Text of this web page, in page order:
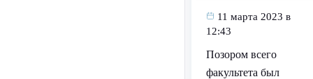
11 марта 2023 в
12:43
Позором всего
факультета был